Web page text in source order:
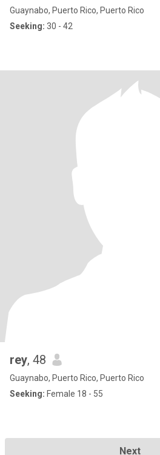
Guaynabo, Puerto Rico, Puerto Rico
Seeking: 30 - 42
rey, 48
Guaynabo, Puerto Rico, Puerto Rico
Seeking: Female 18 - 55
Next